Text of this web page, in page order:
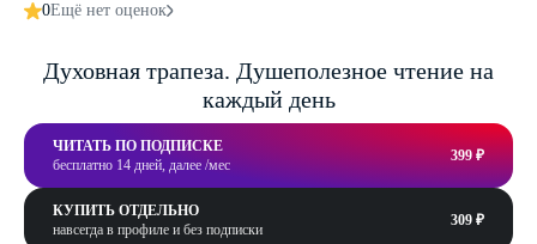
0Ещё нет оценок
Духовная трапеза. Душеполезное чтение на
каждый день
ЧИТАТЬ ПО ПОДПИСКЕ
бесплатно 14 дней, далее /мес
399 ₽
КУПИТЬ ОТДЕЛЬНО
навсегда в профиле и без подписки
309 ₽